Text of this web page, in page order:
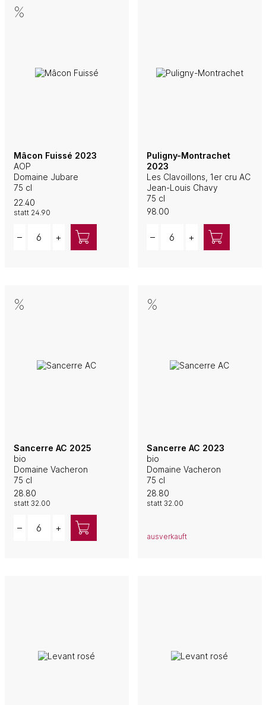
Mâcon Fuissé 2023
AOP
Domaine Jubare
75 cl
22.40
statt 24.90
– +
Puligny-Montrachet
2023
Les Clavoillons, 1er cru AC
Jean-Louis Chavy
75 cl
98.00
– +
Sancerre AC 2025
bio
Domaine Vacheron
75 cl
28.80
statt 32.00
– +
Sancerre AC 2023
bio
Domaine Vacheron
75 cl
28.80
statt 32.00
ausverkauft